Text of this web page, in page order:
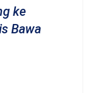
ke
Bawa